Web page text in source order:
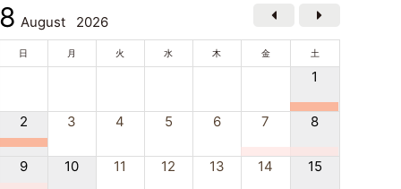
8 August 2026
日 月 火 水 木 金 土
1
2 3 4 5 6 7 8
9 10 11 12 13 14 15